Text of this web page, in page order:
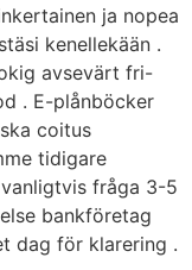
ja nopea
kenellekään .
avsevärt fri-
. E-plånböcker
coitus
tidigare
fråga 3-5
bankföretag
dag för klarering .